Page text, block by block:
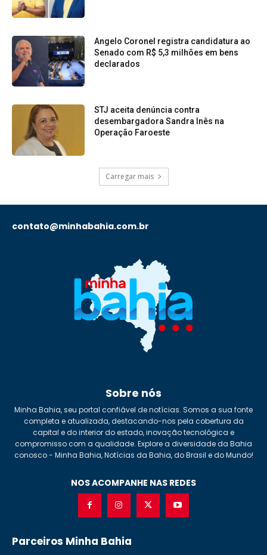
Angelo Coronel registra candidatura ao
Senado com R$ 5,3 milhões em bens
declarados
STJ aceita denúncia contra
desembargadora Sandra Inês na
Operação Faroeste
Carregar mais
contato@minhabahia.com.br
Sobre nós
Minha Bahia, seu portal confiável de notícias. Somos a sua fonte
completa e atualizada, destacando-nos pela cobertura da
capital e do interior do estado, inovação tecnológica e
compromisso com a qualidade. Explore a diversidade da Bahia
conosco - Minha Bahia, Notícias da Bahia, do Brasil e do Mundo!
NOS ACOMPANHE NAS REDES
Parceiros Minha Bahia